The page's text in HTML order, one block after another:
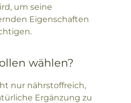
um seine
Eigenschaften
wählen?
nur nährstoffreich,
Ergänzung zu